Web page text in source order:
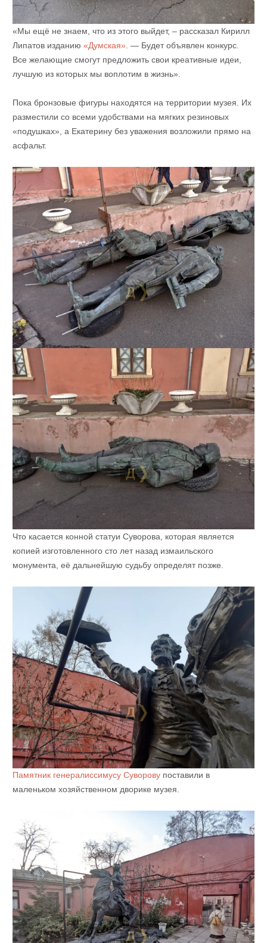
«Мы ещё не знаем, что из этого выйдет, – рассказал Кирилл
Липатов изданию «Думская». — Будет объявлен конкурс.
Все желающие смогут предложить свои креативные идеи,
лучшую из которых мы воплотим в жизнь».
Пока бронзовые фигуры находятся на территории музея. Их
разместили со всеми удобствами на мягких резиновых
«подушках», а Екатерину без уважения возложили прямо на
асфальт.
Что касается конной статуи Суворова, которая является
копией изготовленного сто лет назад измаильского
монумента, её дальнейшую судьбу определят позже.
Памятник генералиссимусу Суворовупоставили в
маленьком хозяйственном дворике музея.